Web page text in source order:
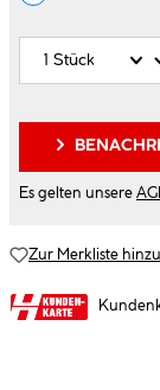
Es gelten unsere
Zur Merkliste